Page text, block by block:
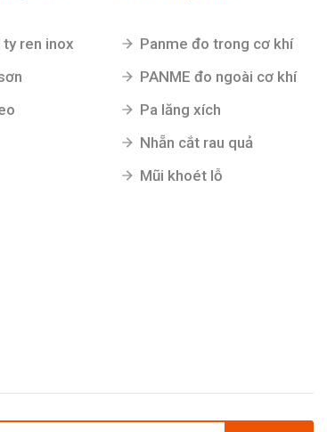
ty ren inox
Panme đo trong cơ khí
PANME đo ngoài cơ khí
Pa lăng xích
Nhẵn cắt rau quả
Mũi khoét lỗ